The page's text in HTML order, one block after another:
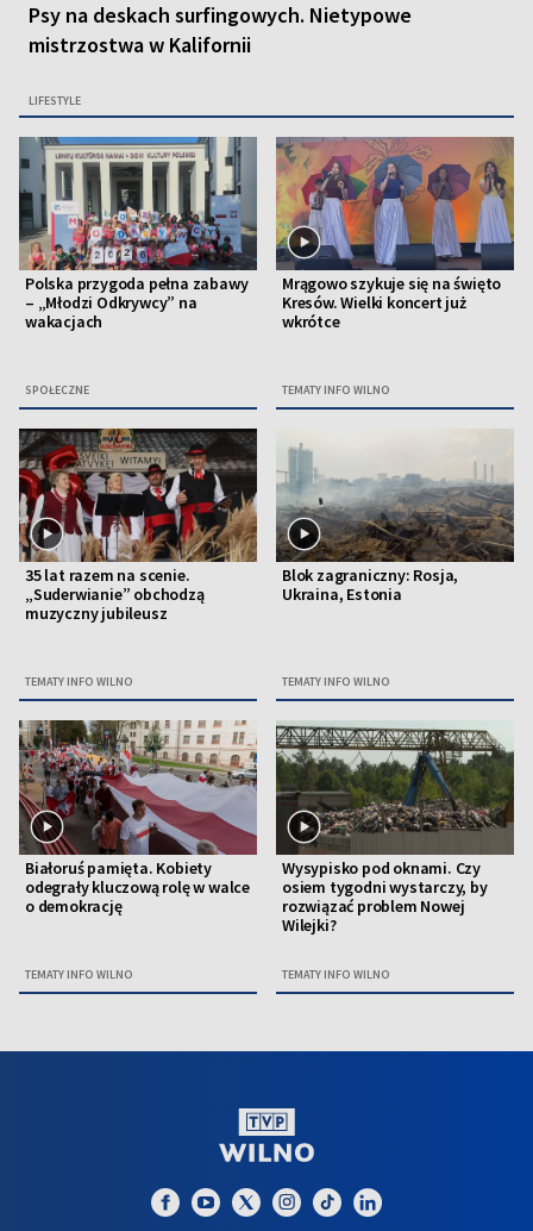
Psy na deskach surfingowych. Nietypowe
mistrzostwa w Kalifornii
LIFESTYLE
Polska przygoda pełna zabawy
– „Młodzi Odkrywcy” na
wakacjach
SPOŁECZNE
Mrągowo szykuje się na święto
Kresów. Wielki koncert już
wkrótce
TEMATY INFO WILNO
35 lat razem na scenie.
„Suderwianie” obchodzą
muzyczny jubileusz
TEMATY INFO WILNO
Blok zagraniczny: Rosja,
Ukraina, Estonia
TEMATY INFO WILNO
Białoruś pamięta. Kobiety
odegrały kluczową rolę w walce
o demokrację
TEMATY INFO WILNO
Wysypisko pod oknami. Czy
osiem tygodni wystarczy, by
rozwiązać problem Nowej
Wilejki?
TEMATY INFO WILNO